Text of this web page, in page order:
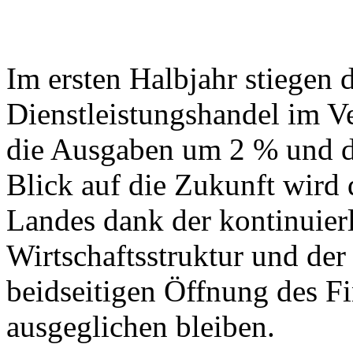
Im ersten Halbjahr stiegen
Dienstleistungshandel im
die Ausgaben um 2 %
Blick auf die Zukunft wird
Landes dank der
Wirtschaftsstruktur und
beidseitigen Öffnung des
ausgeglichen bleiben.